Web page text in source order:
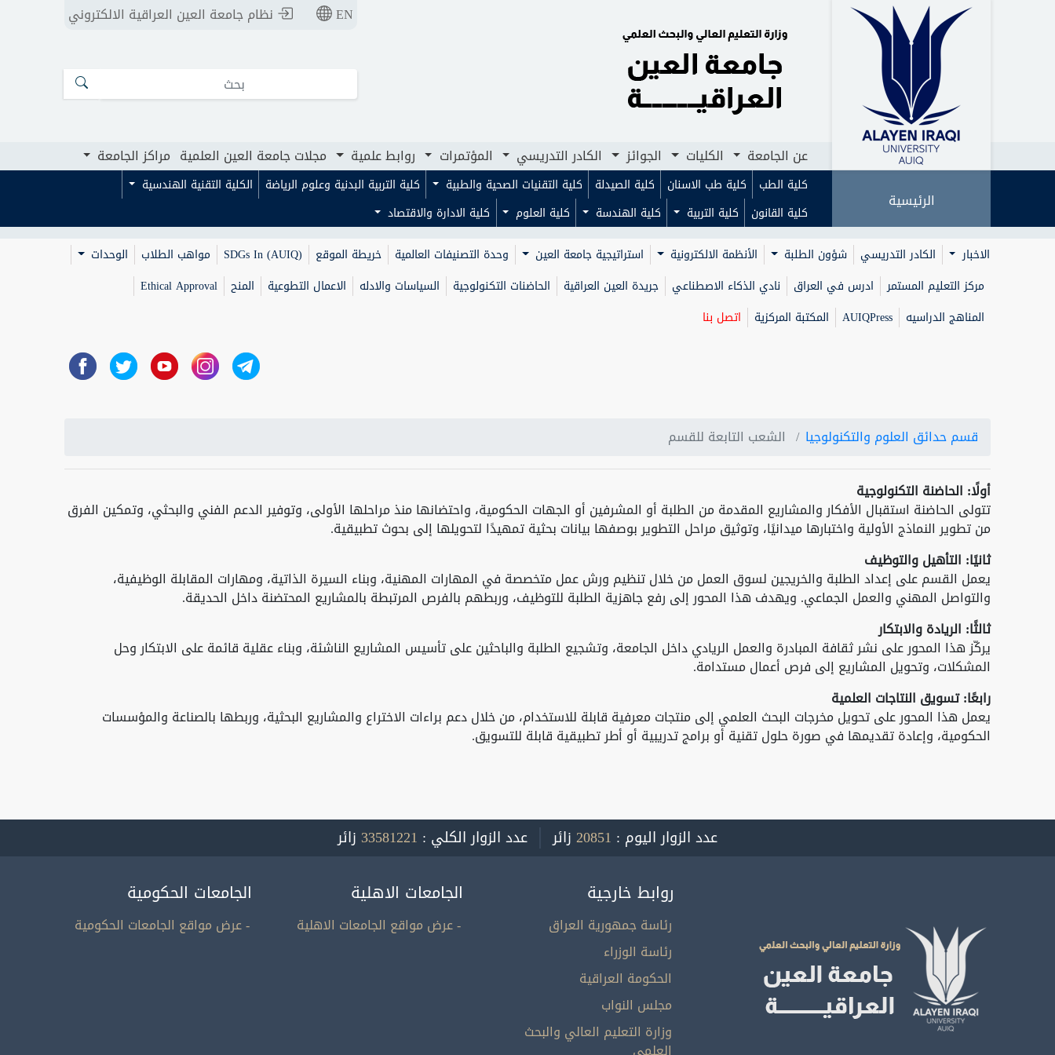
الرئيسية الكليات الجوائز الكادر التدريسي مجلات جامعة العين العلمية مراكز الجامعة
EN نظام جامعة العين العراقية الالكتروني
عن الجامعة الكليات الجوائز الكادر التدريسي المؤتمرات روابط علمية مجلات جامعة العين العلمية مراكز الجامعة
الرئيسية
كلية الطب كلية طب الاسنان كلية الصيدلة كلية التقنيات الصحية والطبية كلية التربية البدنية وعلوم الرياضة
الكلية التقنية الهندسية
كلية القانون
كلية التربية كلية الهندسة كلية العلوم
كلية الادارة والاقتصاد
الاخبار
الكادر التدريسي شؤون الطلبة الأنظمة الالكترونية استراتيجية جامعة العين وحدة التصنيفات العالمية خريطة الموقع SDGs In (AUIQ) مواهب الطلاب
الوحدات
مركز التعليم المستمر
ادرس في العراق نادي الذكاء الاصطناعي جريدة العين العراقية الحاضنات التكنولوجية السياسات والادله الاعمال التطوعية المنح
Ethical Approval
المناهج الدراسيه
AUIQPress المكتبة المركزية اتصل بنا
قسم حدائق العلوم والتكنولوجيا الشعب التابعة للقسم
أولًا: الحاضنة التكنولوجية
تتولى الحاضنة استقبال الأفكار والمشاريع المقدمة من الطلبة أو المشرفين أو الجهات الحكومية، واحتضانها منذ مراحلها الأولى، وتوفير الدعم الفني والبحثي، وتمكين الفرق
من تطوير النماذج الأولية واختبارها ميدانيًا، وتوثيق مراحل التطوير بوصفها بيانات بحثية تمهيدًا لتحويلها إلى بحوث تطبيقية.
ثانيًا: التأهيل والتوظيف
يعمل القسم على إعداد الطلبة والخريجين لسوق العمل من خلال تنظيم ورش عمل متخصصة في المهارات المهنية، وبناء السيرة الذاتية، ومهارات المقابلة الوظيفية،
والتواصل المهني والعمل الجماعي. ويهدف هذا المحور إلى رفع جاهزية الطلبة للتوظيف، وربطهم بالفرص المرتبطة بالمشاريع المحتضنة داخل الحديقة.
ثالثًا: الريادة والابتكار
يركّز هذا المحور على نشر ثقافة المبادرة والعمل الريادي داخل الجامعة، وتشجيع الطلبة والباحثين على تأسيس المشاريع الناشئة، وبناء عقلية قائمة على الابتكار وحل
المشكلات، وتحويل المشاريع إلى فرص أعمال مستدامة.
رابعًا: تسويق النتاجات العلمية
يعمل هذا المحور على تحويل مخرجات البحث العلمي إلى منتجات معرفية قابلة للاستخدام، من خلال دعم براءات الاختراع والمشاريع البحثية، وربطها بالصناعة والمؤسسات
الحكومية، وإعادة تقديمها في صورة حلول تقنية أو برامج تدريبية أو أطر تطبيقية قابلة للتسويق.
عدد الزوار اليوم : 20851 زائر عدد الزوار الكلي : 33581221 زائر
روابط خارجية
رئاسة جمهورية العراق
رئاسة الوزراء
الحكومة العراقية
مجلس النواب
وزارة التعليم العالي والبحث
الجامعات الاهلية
- عرض مواقع الجامعات الاهلية
الجامعات الحكومية
- عرض مواقع الجامعات الحكومية